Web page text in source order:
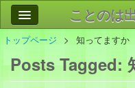
ことのは
作品
会社情
トップページ 知ってますか
Posts Tagged: